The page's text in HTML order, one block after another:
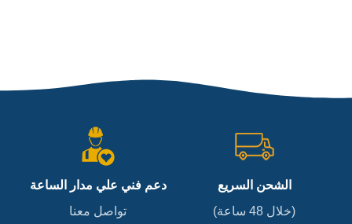
الشحن السريع
(خلال 48 ساعة)
دعم فني علي مدار الساعة
تواصل معنا